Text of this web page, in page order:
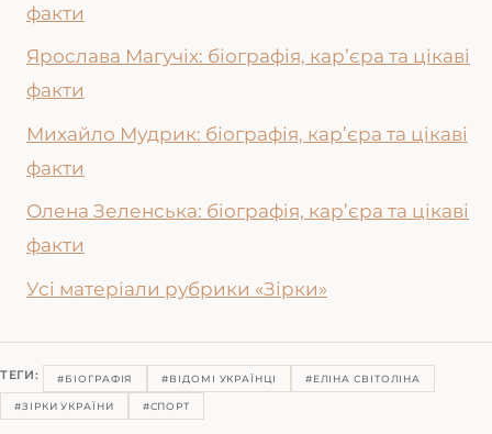
факти
Ярослава Магучіх: біографія, кар’єра та цікаві
факти
Михайло Мудрик: біографія, кар’єра та цікаві
факти
Олена Зеленська: біографія, кар’єра та цікаві
факти
Усі матеріали рубрики «Зірки»
ТЕГИ: #БІОГРАФІЯ #ВІДОМІ УКРАЇНЦІ #ЕЛІНА СВІТОЛІНА
#ЗІРКИ УКРАЇНИ #СПОРТ